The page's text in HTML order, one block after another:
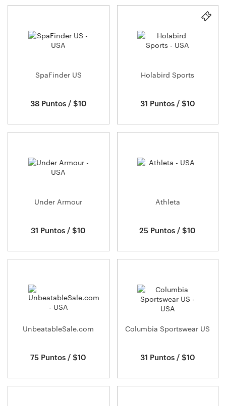
SpaFinder US
38 Puntos / $10
Holabird Sports
31 Puntos / $10
Under Armour
31 Puntos / $10
Athleta
25 Puntos / $10
UnbeatableSale.com
75 Puntos / $10
Columbia Sportswear US
31 Puntos / $10